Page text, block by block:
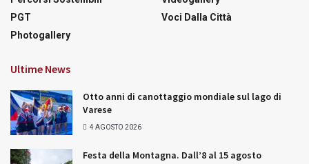
PGT
Photogallery
Voci Dalla Città
Ultime News
Otto anni di canottaggio mondiale sul lago di
Varese
4 AGOSTO 2026
Festa della Montagna. Dall’8 al 15 agosto